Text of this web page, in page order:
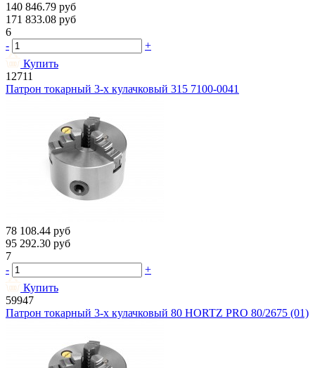
140 846.79 руб
171 833.08 руб
6
-
+
Купить
12711
Патрон токарный 3-х кулачковый 315 7100-0041
78 108.44 руб
95 292.30 руб
7
-
+
Купить
59947
Патрон токарный 3-х кулачковый 80 HORTZ PRO 80/2675 (01)